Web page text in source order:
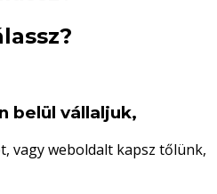
belül vállaljuk,
vagy weboldalt kapsz tőlünk,